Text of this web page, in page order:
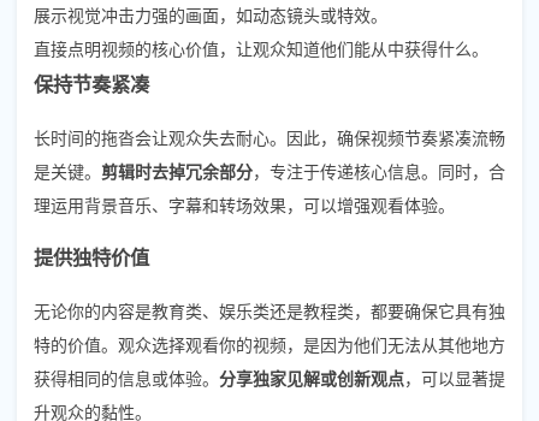
展示视觉冲击力强的画面，如动态镜头或特效。
直接点明视频的核心价值，让观众知道他们能从中获得什么。
保持节奏紧凑
长时间的拖沓会让观众失去耐心。因此，确保视频节奏紧凑流畅
是关键。 剪辑时去掉冗余部分，专注于传递核心信息。同时，合
理运用背景音乐、字幕和转场效果，可以增强观看体验。
提供独特价值
无论你的内容是教育类、娱乐类还是教程类，都要确保它具有独
特的价值。观众选择观看你的视频，是因为他们无法从其他地方
获得相同的信息或体验。 分享独家见解或创新观点，可以显著提
升观众的黏性。